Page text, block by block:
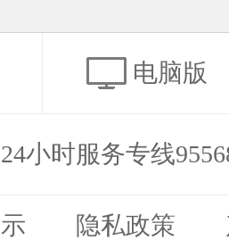
电脑版
24小时服务专线
隐私政策